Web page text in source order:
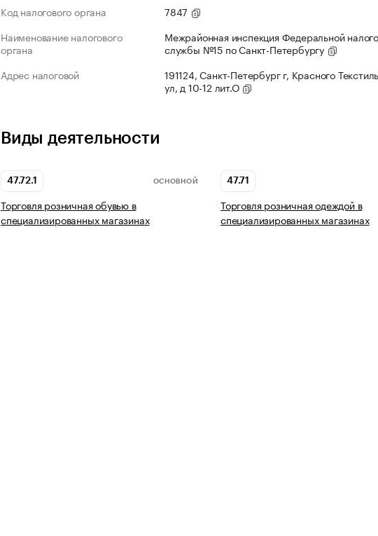
Код налогового органа
7847
Наименование налогового
органа
Межрайонная инспекция Федеральной
службы №15 по Санкт-Петербургу
Адрес налоговой
191124, Санкт-Петербург г, Красного
ул, д 10-12 лит.О
Виды деятельности
47.72.1 ОСНОВНОЙ
Торговля розничная обувью в
специализированных магазинах
47.71
Торговля розничная одеждой в
специализированных магазинах